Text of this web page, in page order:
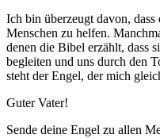
Ich bin überzeugt davon,
Menschen zu helfen.
denen die Bibel erzählt, dass
begleiten und uns durch den
steht der Engel, der mich
Guter Vater!
Sende deine Engel zu allen